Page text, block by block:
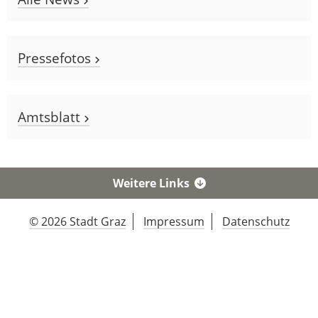
Pressefotos
Amtsblatt
Weitere Links
© 2026 Stadt Graz Impressum Datenschutz